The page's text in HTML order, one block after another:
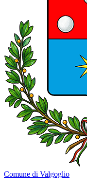
Comune di Valgoglio